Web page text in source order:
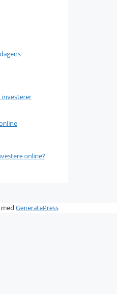
investerer
online?
med GeneratePress